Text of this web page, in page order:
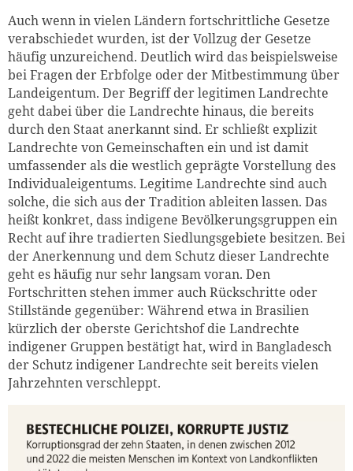
Auch wenn in vielen Ländern fortschrittliche Gesetze
verabschiedet wurden, ist der Vollzug der Gesetze
häufig unzureichend. Deutlich wird das beispielsweise
bei Fragen der Erbfolge oder der Mitbestimmung über
Landeigentum. Der Begriff der legitimen Landrechte
geht dabei über die Landrechte hinaus, die bereits
durch den Staat anerkannt sind. Er schließt explizit
Landrechte von Gemeinschaften ein und ist damit
umfassender als die westlich geprägte Vorstellung des
Individualeigentums. Legitime Landrechte sind auch
solche, die sich aus der Tradition ableiten lassen. Das
heißt konkret, dass indigene Bevölkerungsgruppen ein
Recht auf ihre tradierten Siedlungsgebiete besitzen. Bei
der Anerkennung und dem Schutz dieser Landrechte
geht es häufig nur sehr langsam voran. Den
Fortschritten stehen immer auch Rückschritte oder
Stillstände gegenüber: Während etwa in Brasilien
kürzlich der oberste Gerichtshof die Landrechte
indigener Gruppen bestätigt hat, wird in Bangladesch
der Schutz indigener Landrechte seit bereits vielen
Jahrzehnten verschleppt.
Zum Warenkorb
weiter lesen Zum Warenkorb